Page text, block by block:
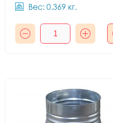
Вес: 0.369 кг.